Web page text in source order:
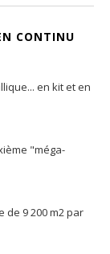
CONTINU
en kit et en
"méga-
de 9 200 m2 par